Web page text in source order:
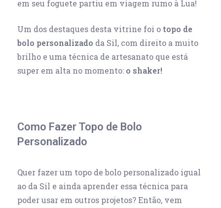
em seu foguete partiu em viagem rumo à Lua!
Um dos destaques desta vitrine foi o topo de
bolo personalizado da Sil, com direito a muito
brilho e uma técnica de artesanato que está
super em alta no momento: o shaker!
Como Fazer Topo de Bolo
Personalizado
Quer fazer um topo de bolo personalizado igual
ao da Sil e ainda aprender essa técnica para
poder usar em outros projetos? Então, vem